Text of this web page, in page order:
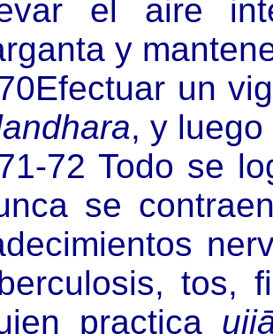
el aire
y
un
, y
72 Todo se
se
tos,
practica